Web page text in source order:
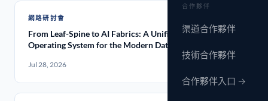
合作夥伴
渠道合作夥伴
技術合作夥伴
合作夥伴入口 →
網路研討會
From Leaf-Spine to AI Fabrics: A Unified Network
Operating System for the Modern Data Center
Jul 28, 2026